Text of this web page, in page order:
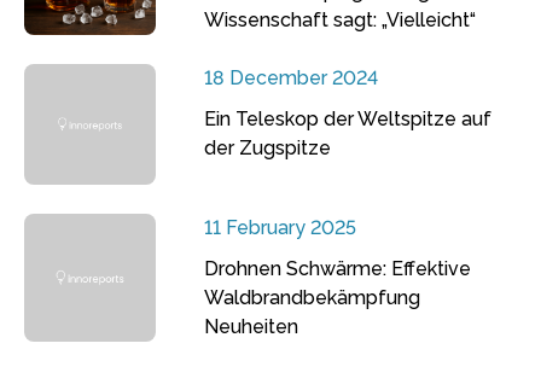
Wissenschaft sagt: „Vielleicht“
18 December 2024
Ein Teleskop der Weltspitze auf
der Zugspitze
11 February 2025
Drohnen Schwärme: Effektive
Waldbrandbekämpfung
Neuheiten